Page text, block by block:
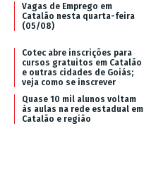
Vagas de Emprego em
Catalão nesta quarta-feira
(05/08)
Cotec abre inscrições para
cursos gratuitos em Catalão
e outras cidades de Goiás;
veja como se inscrever
Quase 10 mil alunos voltam
às aulas na rede estadual em
Catalão e região